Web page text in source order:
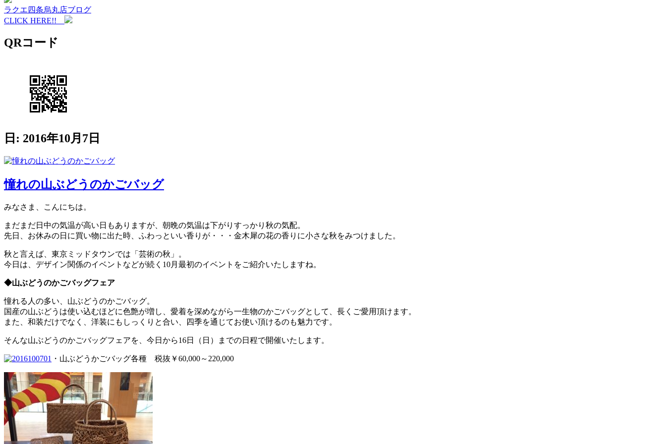
ラクエ四条烏丸店ブログ
CLICK HERE!!
QRコード
日: 2016年10月7日
憧れの山ぶどうのかごバッグ
みなさま、こんにちは。
まだまだ日中の気温が高い日もありますが、朝晩の気温は下がりすっかり秋の気配。
先日、お休みの日に買い物に出た時、ふわっといい香りが・・・金木犀の花の香りに小さな秋をみつけました。
秋と言えば、東京ミッドタウンでは「芸術の秋」。
今日は、デザイン関係のイベントなどが続く10月最初のイベントをご紹介いたしますね。
◆山ぶどうのかごバッグフェア
憧れる人の多い、山ぶどうのかごバッグ。
国産の山ぶどうは使い込むほどに色艶が増し、愛着を深めながら一生物のかごバッグとして、長くご愛用頂けます。
また、和装だけでなく、洋装にもしっくりと合い、四季を通じてお使い頂けるのも魅力です。
そんな山ぶどうのかごバッグフェアを、今日から16日（日）までの日程で開催いたします。
・山ぶどうかごバッグ各種 税抜￥60,000～220,000